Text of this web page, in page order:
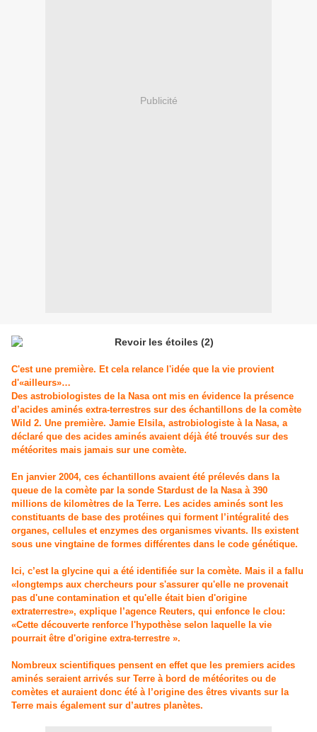
Publicité
C'est une première. Et cela relance l'idée que la vie provient
d'«ailleurs»…
Des astrobiologistes de la Nasa ont mis en évidence la présence
d’acides aminés extra-terrestres sur des échantillons de la comète
Wild 2. Une première. Jamie Elsila, astrobiologiste à la Nasa, a
déclaré que des acides aminés avaient déjà été trouvés sur des
météorites mais jamais sur une comète.
En janvier 2004, ces échantillons avaient été prélevés dans la
queue de la comète par la sonde Stardust de la Nasa à 390
millions de kilomètres de la Terre. Les acides aminés sont les
constituants de base des protéines qui forment l’intégralité des
organes, cellules et enzymes des organismes vivants. Ils existent
sous une vingtaine de formes différentes dans le code génétique.
Ici, c’est la glycine qui a été identifiée sur la comète. Mais il a fallu
«longtemps aux chercheurs pour s'assurer qu'elle ne provenait
pas d'une contamination et qu'elle était bien d'origine
extraterrestre», explique l’agence Reuters, qui enfonce le clou:
«Cette découverte renforce l'hypothèse selon laquelle la vie
pourrait être d'origine extra-terrestre ».
Nombreux scientifiques pensent en effet que les premiers acides
aminés seraient arrivés sur Terre à bord de météorites ou de
comètes et auraient donc été à l’origine des êtres vivants sur la
Terre mais également sur d’autres planètes.